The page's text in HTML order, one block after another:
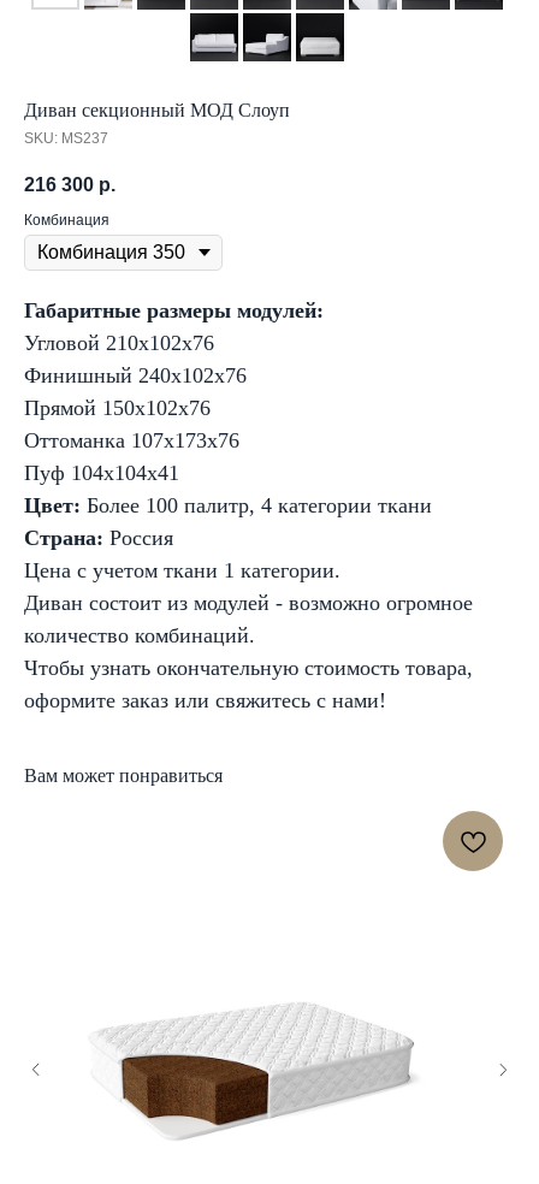
Диван секционный МОД Слоуп
SKU: MS237
216 300 р.
Комбинация
Габаритные размеры модулей:
Угловой 210х102х76
Финишный 240х102х76
Прямой 150х102х76
Оттоманка 107х173х76
Пуф 104х104х41
Цвет: Более 100 палитр, 4 категории ткани
Страна: Россия
Цена с учетом ткани 1 категории.
Диван состоит из модулей - возможно огромное
количество комбинаций.
Чтобы узнать окончательную стоимость товара,
оформите заказ или свяжитесь с нами!
Вам может понравиться